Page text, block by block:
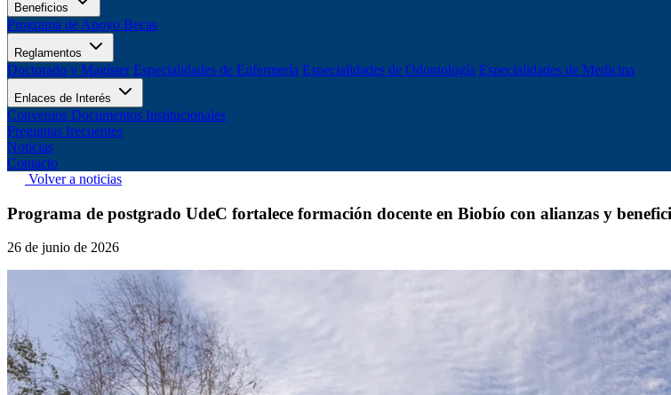
Beneficios
Programa de Apoyo Becas
Reglamentos
Doctorado y Magíster Especialidades de Enfermería Especialidades de Odontología Especialidades de Medicina
Enlaces de Interés
Convenios Documentos Institucionales
Preguntas frecuentes
Noticias
Contacto
Volver a noticias
Programa de postgrado UdeC fortalece formación docente en Biobío con alianzas y
26 de junio de 2026